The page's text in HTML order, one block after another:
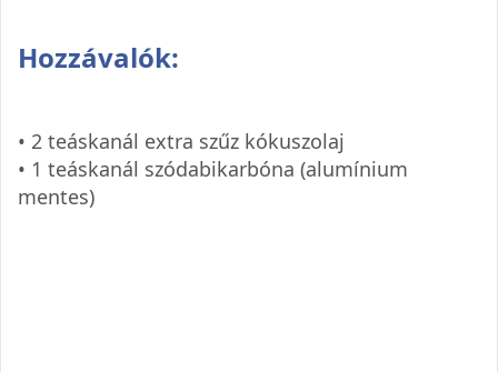
Hozzávalók:
• 2 teáskanál extra szűz kókuszolaj
• 1 teáskanál szódabikarbóna (alumínium
mentes)